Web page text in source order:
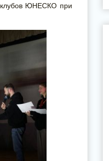
клубов ЮНЕСКО при